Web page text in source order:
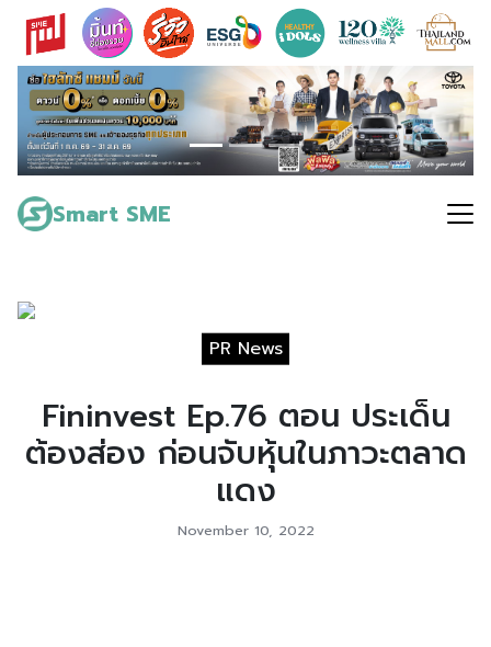
Skip
content
Smart SME
Search
for:
PR News
Fininvest Ep.76 ตอน ประเด็น
ต้องส่อง ก่อนจับหุ้นในภาวะตลาด
แดง
November 10, 2022